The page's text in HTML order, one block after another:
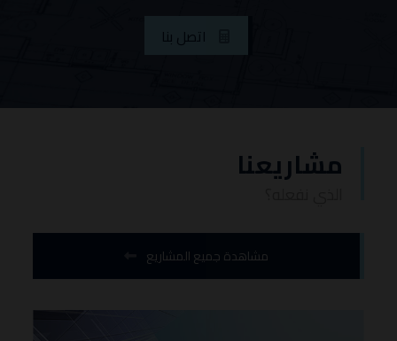
اتصل بنا
مشاريعنا
مشاهدة جميع المشاريع